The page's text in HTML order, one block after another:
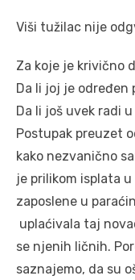
Viši tužilac nije
Za koje je krivično
Da li joj je određen
Da li još uvek radi
Postupak preuzet
kako nezvanično
je prilikom isplata
zaposlene u
uplaćivala taj
se njenih ličnih.
saznajemo, da su